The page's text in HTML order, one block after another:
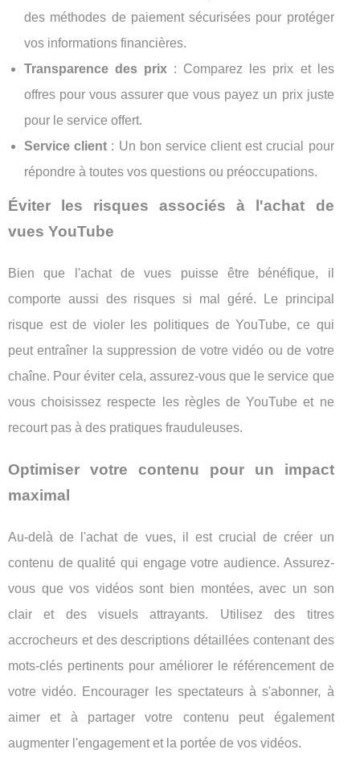
des méthodes de paiement sécurisées pour protéger
vos informations financières.
Transparence des prix : Comparez les prix et les
offres pour vous assurer que vous payez un prix juste
pour le service offert.
Service client : Un bon service client est crucial pour
répondre à toutes vos questions ou préoccupations.
Éviter les risques associés à l'achat de
vues YouTube
Bien que l'achat de vues puisse être bénéfique, il
comporte aussi des risques si mal géré. Le principal
risque est de violer les politiques de YouTube, ce qui
peut entraîner la suppression de votre vidéo ou de votre
chaîne. Pour éviter cela, assurez-vous que le service que
vous choisissez respecte les règles de YouTube et ne
recourt pas à des pratiques frauduleuses.
Optimiser votre contenu pour un impact
maximal
Au-delà de l'achat de vues, il est crucial de créer un
contenu de qualité qui engage votre audience. Assurez-
vous que vos vidéos sont bien montées, avec un son
clair et des visuels attrayants. Utilisez des titres
accrocheurs et des descriptions détaillées contenant des
mots-clés pertinents pour améliorer le référencement de
votre vidéo. Encourager les spectateurs à s'abonner, à
aimer et à partager votre contenu peut également
augmenter l'engagement et la portée de vos vidéos.